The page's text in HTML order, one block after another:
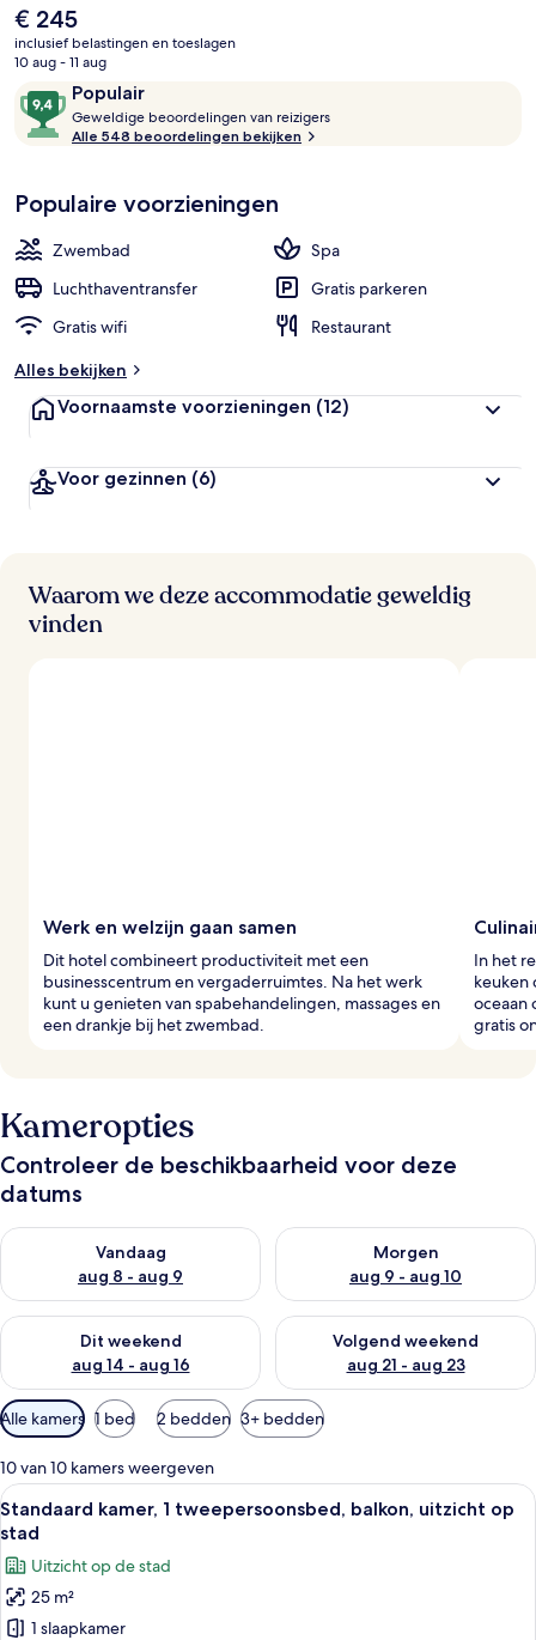
De
huidige
prijs
€ 245
€ 245
inclusief belastingen en toeslagen
10 aug - 11 aug
Beoordelingen
Populair
9,4
van
10,
Geweldige beoordelingen van reizigers
i
e
b
o
r
n
Alle 548 beoordelingen bekijken
Populaire voorzieningen
Zwembad
Spa
Luchthaventransfer
Gratis parkeren
Gratis wifi
Restaurant
Alles bekijken
Voornaamste voorzieningen (12)
Voor gezinnen (6)
Waarom we deze accommodatie geweldig
vinden
Werk en welzijn gaan samen
Dit hotel combineert productiviteit met een
businesscentrum en vergaderruimtes. Na het werk
kunt u genieten van spabehandelingen, massages en
een drankje bij het zwembad.
In het
keuken
oceaan
gratis
Kameropties
Controleer de beschikbaarheid voor deze
datums
Vandaag
aug 8 - aug 9
De beschikbaarheid controleren voor vanavond aug 8 - aug 9
Morgen
aug 9 - aug 10
De beschikbaarheid
Dit weekend
aug 14 - aug 16
De beschikbaarheid controleren voor dit weekend aug 14 -
Volgend weekend
aug 21 - aug 23
De beschikbaarheid
Beschikbare
filters
voor
kamers
Alle kamers 1 bed 2 bedden 3+ bedden
10 van 10 kamers weergeven
Alle
foto's
voor
Standaard
kamer,
Een moderne slaapkamer met een
6
Standaard kamer, 1 tweepersoonsbed, balkon, uitzicht op
stad
Uitzicht op de stad
25 m²
1 slaapkamer